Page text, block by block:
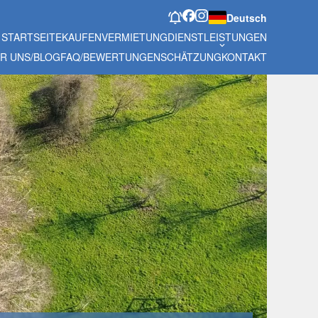
Deutsch
STARTSEITEKAUFENVERMIETUNGDIENSTLEISTUNGEN
UNS/BLOGFAQ/BEWERTUNGENSCHÄTZUNGKONTAKT